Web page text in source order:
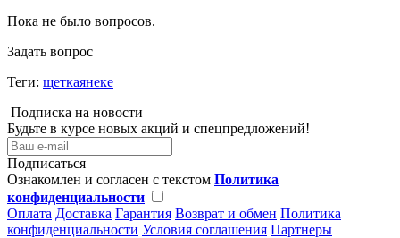
Пока не было вопросов.
Задать вопрос
Теги: щеткаянеке
Подписка на новости
Будьте в курсе новых акций и спецпредложений!
Подписаться
Ознакомлен и согласен с текстом Политика
конфиденциальности
Оплата Доставка Гарантия Возврат и обмен Политика
конфиденциальности Условия соглашения Партнеры